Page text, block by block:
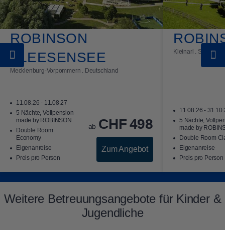
ROBINSON
FLEESENSEE
Mecklenburg-Vorpommern . Deutschland
11.08.26 - 11.08.27
5 Nächte, Vollpension
made by ROBINSON
Double Room
Economy
Eigenanreise
Preis pro Person
ab CHF498
Zum Angebot
Kleinarl .
11.08.26 -
5 Nächte,
made by
Double Room
Eigenanreise
Preis pro Person
Weitere Betreuungsangebote für Kinder &
Jugendliche